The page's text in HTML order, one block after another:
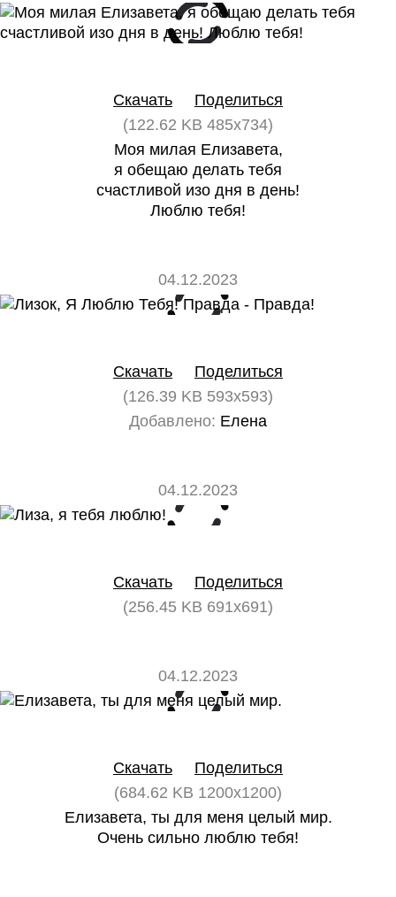
Скачать
Поделиться
(122.62 KB 485x734)
Моя милая Елизавета,
я обещаю делать тебя
счастливой изо дня в день!
Люблю тебя!
04.12.2023
Скачать
Поделиться
(126.39 KB 593x593)
Добавлено: Елена
04.12.2023
Скачать
Поделиться
(256.45 KB 691x691)
04.12.2023
Скачать
Поделиться
(684.62 KB 1200x1200)
Елизавета, ты для меня целый мир.
Очень сильно люблю тебя!